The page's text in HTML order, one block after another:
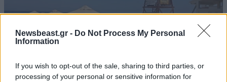
Newsbeast.gr - Do Not Process My Personal
Information
If you wish to opt-out of the sale, sharing to third parties, or
processing of your personal or sensitive information for